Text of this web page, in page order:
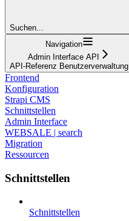
Suchen...
Navigation
Admin Interface API
API-Referenz Benutzerverwaltung
Frontend
Konfiguration
Strapi CMS
Schnittstellen
Admin Interface
WEBSALE | search
Migration
Ressourcen
Schnittstellen
Schnittstellen